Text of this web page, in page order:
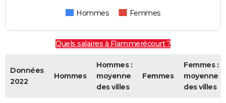
Hommes Femmes
Quels salaires à Flammerécourt ?
Données
2022
Hommes
Hommes :
moyenne
des villes
Femmes
Femmes :
moyenne
des villes